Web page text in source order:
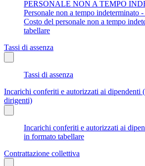
PERSONALE NON A TEMPO
Personale non a tempo indeterminato
Costo del personale non a tempo
tabellare
Tassi di assenza
Tassi di assenza
Incarichi conferiti e autorizzati ai dipendenti
dirigenti)
Incarichi conferiti e autorizzati ai
in formato tabellare
Contrattazione collettiva